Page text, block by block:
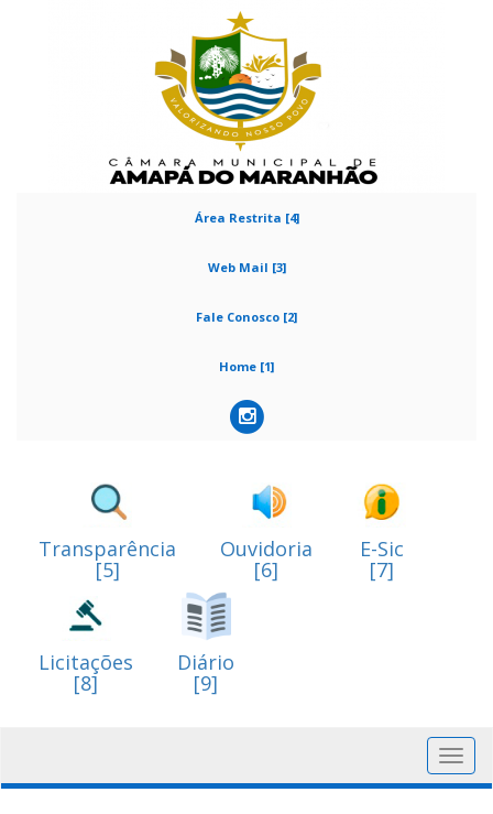
Área Restrita [4]
Web Mail [3]
Fale Conosco [2]
Home [1]
Transparência
[5]
Ouvidoria
[6]
E-Sic
[7]
Licitações
[8]
Diário
[9]